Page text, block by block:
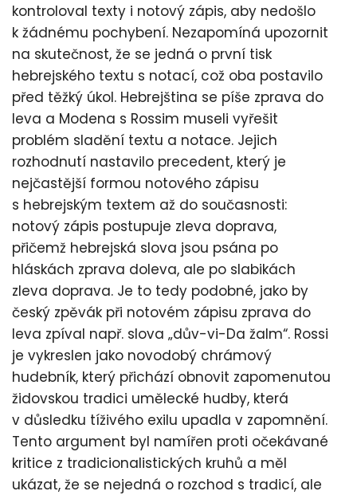
kontroloval texty i notový zápis, aby nedošlo
k žádnému pochybení. Nezapomíná upozornit
na skutečnost, že se jedná o první tisk
hebrejského textu s notací, což oba postavilo
před těžký úkol. Hebrejština se píše zprava do
leva a Modena s Rossim museli vyřešit
problém sladění textu a notace. Jejich
rozhodnutí nastavilo precedent, který je
nejčastější formou notového zápisu
s hebrejským textem až do současnosti:
notový zápis postupuje zleva doprava,
přičemž hebrejská slova jsou psána po
hláskách zprava doleva, ale po slabikách
zleva doprava. Je to tedy podobné, jako by
český zpěvák při notovém zápisu zprava do
leva zpíval např. slova „dův-vi-Da žalm“. Rossi
je vykreslen jako novodobý chrámový
hudebník, který přichází obnovit zapomenutou
židovskou tradici umělecké hudby, která
v důsledku tíživého exilu upadla v zapomnění.
Tento argument byl namířen proti očekávané
kritice z tradicionalistických kruhů a měl
ukázat, že se nejedná o rozchod s tradicí, ale